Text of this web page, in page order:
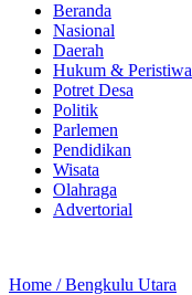
Beranda
Nasional
Daerah
Hukum & Peristiwa
Potret Desa
Politik
Parlemen
Pendidikan
Wisata
Olahraga
Advertorial
Home /Bengkulu Utara